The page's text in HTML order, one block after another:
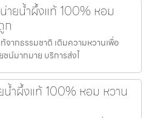
ายน้ำผึ้งแท้ 100% หอม
ก
ากธรรมชาติ เติมความหวานเพื่อ
น์มากมาย บริการส่งไ
น้ำผึ้งแท้ 100% หอม หวาน